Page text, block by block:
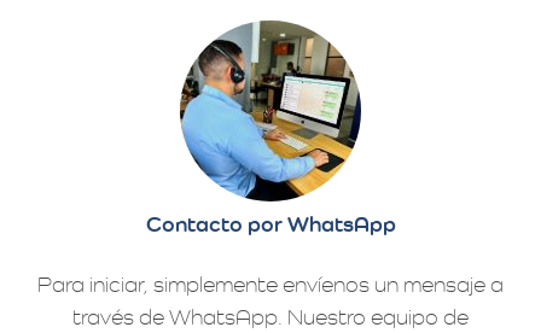
Contacto por WhatsApp
Para iniciar, simplemente envíenos un mensaje a
través de WhatsApp. Nuestro equipo de